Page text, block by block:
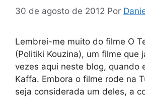
30 de agosto de 2012 Por
Lembrei-me muito do filme O
(Politiki Kouzina), um filme que
vezes aqui neste blog, quando
Kaffa. Embora o filme rode na
seja considerada um deles, a